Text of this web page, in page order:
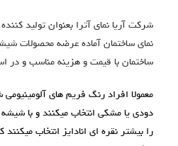
شرکت آریا نمای آترا بعنوان تولید
نمای ساختمان آماده عرضه محصولات
ساختمان با قیمت و هزینه مناسب و در
معمولا افراد رنگ فریم های
دودی یا مشکی انتخاب میکنند و با
را بیشتر نقره ای انادایز انتخاب